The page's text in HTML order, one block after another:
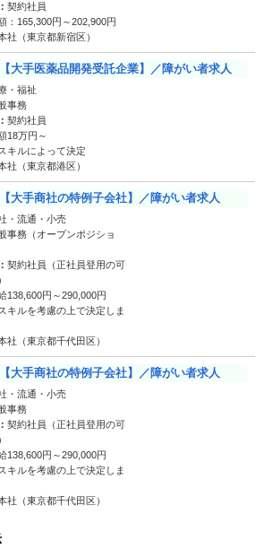
契約社員
：165,300円～202,900円
社（東京都新宿区）
大手医薬品開発受託企業】／障がい者求人
・福祉
事務
契約社員
18万円～
キルによって決定
社（東京都港区）
大手商社の特例子会社】／障がい者求人
・流通・小売
事務（オープンポジショ
契約社員（正社員登用の可
138,600円～290,000円
キルを考慮の上で決定しま
社（東京都千代田区）
大手商社の特例子会社】／障がい者求人
・流通・小売
事務
契約社員（正社員登用の可
138,600円～290,000円
キルを考慮の上で決定しま
社（東京都千代田区）